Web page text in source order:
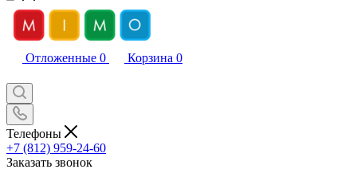
Отложенные 0 Корзина 0
Телефоны
+7 (812) 959-24-60
Заказать звонок